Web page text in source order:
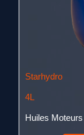
Starhydro
4L
Huiles Moteurs